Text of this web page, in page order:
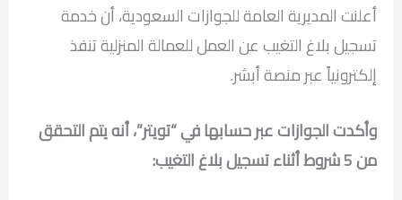
أعلنت المديرية العامة للجوازات السعودية، أن خدمة
تسجيل بلاغ التغيب عن العمل للعمالة المنزلية تنفذ
إلكترونياً عبر منصة أبشر.
وأكدت الجوازات عبر حسابها في “تويتر”، أنه يتم التحقق
من 5 شروط أثناء تسجيل بلاغ التغيب: